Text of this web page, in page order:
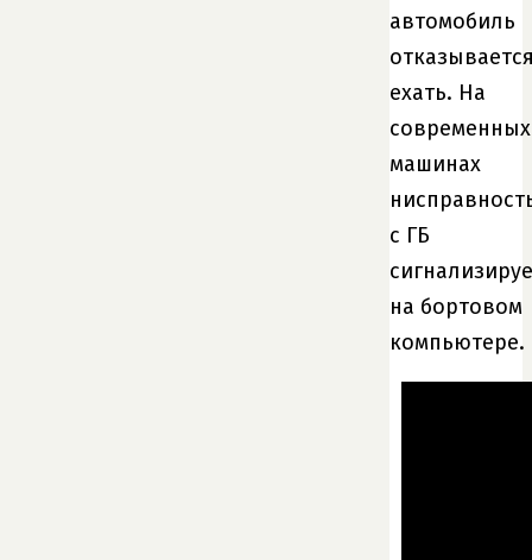
автомобиль
ехать. На
современных
машинах
с ГБ
на бортовом
компьютере.